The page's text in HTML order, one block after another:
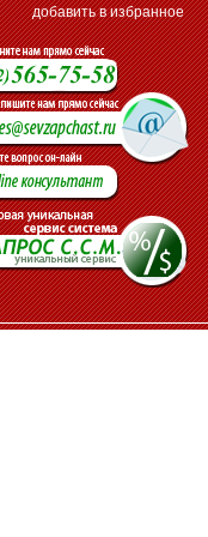
добавить в избранное